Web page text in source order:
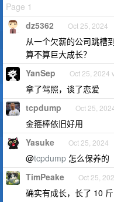
Page 1
dz5362 Oct 25, 2024
从一个欠薪的公司跳槽
算不算巨大成长？
YanSep Oct 25, 2024
拿了驾照，谈了恋爱
tcpdump Oct 25,
金箍棒依旧好用
Yasuke Oct 25, 2024
@tcpdump 怎么保养的
TimPeake Oct 25,
确实有成长，长了 10